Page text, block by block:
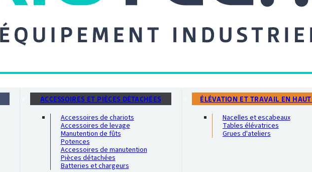
ACCESSOIRES ET PIÈCES DÉTACHÉES
Accessoires de chariots
Accessoires de levage
Manutention de fûts
Potences
Accessoires de manutention
Pièces détachées
Batteries et chargeurs
ÉLÉVATION ET TRAVAIL EN
Nacelles et escabeaux
Tables élévatrices
Grues d'ateliers